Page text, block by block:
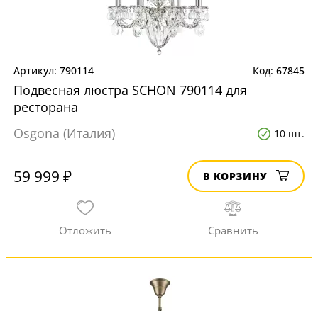
790114 67845
Подвесная люстра SCHON 790114 для
ресторана
Osgona (Италия)
10 шт.
59 999 ₽ В КОРЗИНУ